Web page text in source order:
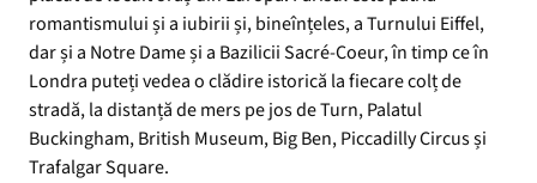
romantismului și a iubirii și, bineînțeles, a Turnului Eiffel,
dar și a Notre Dame și a Bazilicii Sacré-Coeur, în timp ce în
Londra puteți vedea o clădire istorică la fiecare colț de
stradă, la distanță de mers pe jos de Turn, Palatul
Buckingham, British Museum, Big Ben, Piccadilly Circus și
Trafalgar Square.